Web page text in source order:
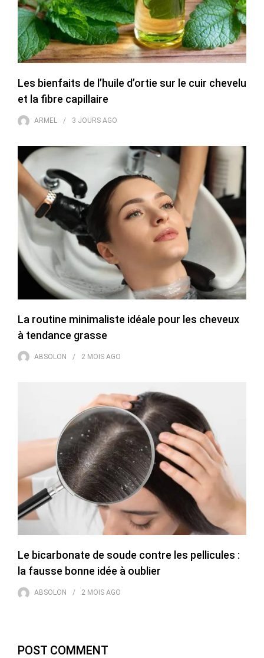
Les bienfaits de l’huile d’ortie sur le cuir chevelu
et la fibre capillaire
ARMEL 3 JOURS AGO
La routine minimaliste idéale pour les cheveux
à tendance grasse
ABSOLON 2 MOIS AGO
Le bicarbonate de soude contre les pellicules :
la fausse bonne idée à oublier
ABSOLON 2 MOIS AGO
POST COMMENT